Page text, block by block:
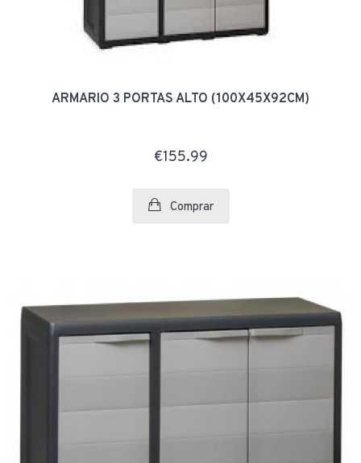
ARMARIO 3 PORTAS ALTO (100X45X92CM)
€155.99
Comprar